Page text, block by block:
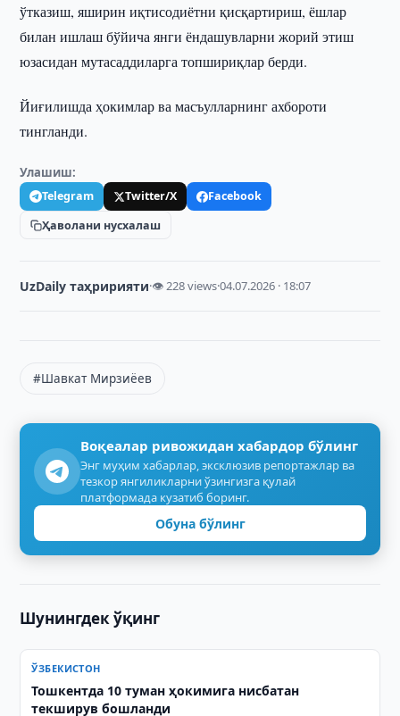
ўтказиш, яширин иқтисодиётни қисқартириш, ёшлар
билан ишлаш бўйича янги ёндашувларни жорий этиш
юзасидан мутасаддиларга топшириқлар берди.
Йиғилишда ҳокимлар ва масъулларнинг ахбороти
тингланди.
Улашиш:
Telegram Twitter/X
Facebook
Ҳаволани нусхалаш
UzDaily таҳририяти·👁 228 views·04.07.2026 · 18:07
#Шавкат Мирзиёев
Воқеалар ривожидан хабардор бўлинг
Энг муҳим хабарлар, эксклюзив репортажлар ва
тезкор янгиликларни ўзингизга қулай
платформада кузатиб боринг.
Обуна бўлинг
Шунингдек ўқинг
ЎЗБЕКИСТОН
Тошкентда 10 туман ҳокимига нисбатан
текширув бошланди